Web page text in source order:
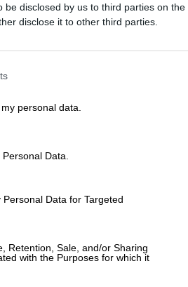
be disclosed by us to third parties on the
disclose it to other third parties.
personal data.
Data.
Data for Targeted
Retention, Sale, and/or Sharing
with the Purposes for which it